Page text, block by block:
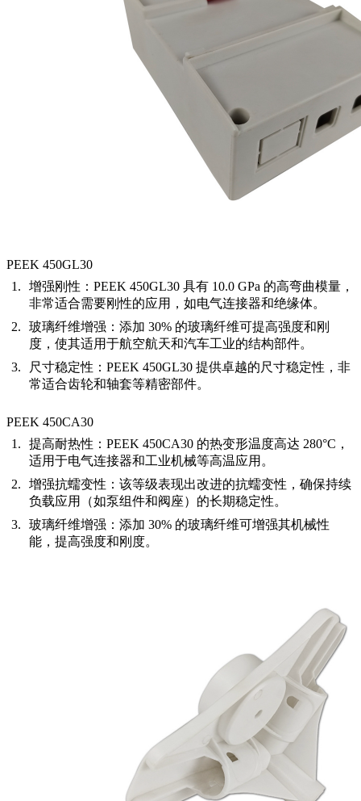
PEEK 450GL30
增强刚性： PEEK 450GL30 具有 10.0 GPa 的高弯曲模量，
非常适合需要刚性的应用，如电气连接器和绝缘体。
玻璃纤维增强： 添加 30% 的玻璃纤维可提高强度和刚
度，使其适用于航空航天和汽车工业的结构部件。
尺寸稳定性： PEEK 450GL30 提供卓越的尺寸稳定性，非
常适合齿轮和轴套等精密部件。
PEEK 450CA30
提高耐热性： PEEK 450CA30 的热变形温度高达 280°C，
适用于电气连接器和工业机械等高温应用。
增强抗蠕变性： 该等级表现出改进的抗蠕变性，确保持续
负载应用（如泵组件和阀座）的长期稳定性。
玻璃纤维增强： 添加 30% 的玻璃纤维可增强其机械性
能，提高强度和刚度。